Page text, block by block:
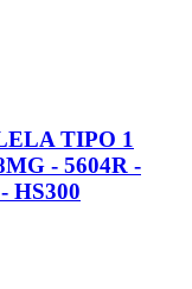
TIPO 1
- 5604R -
HS300